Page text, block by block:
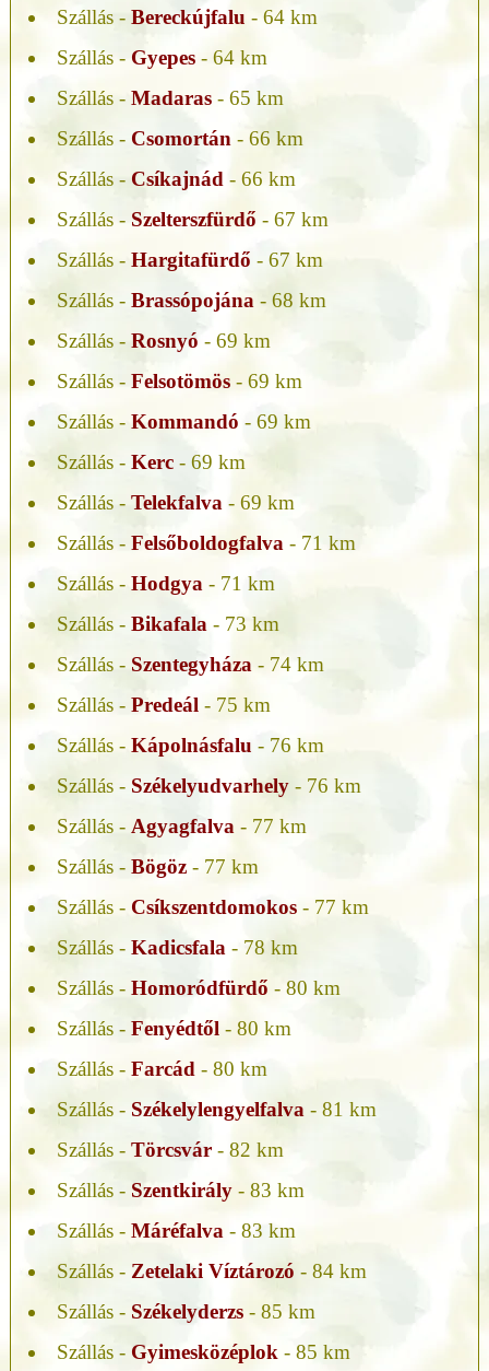
Szállás - Bereckújfalu - 64 km
Szállás - Gyepes- 64 km
Szállás - Madaras- 65 km
Szállás - Csomortán - 66 km
Szállás - Csíkajnád - 66 km
Szállás - Szelterszfürdő - 67 km
Szállás - Hargitafürdő - 67 km
Szállás - Brassópojána - 68 km
Szállás - Rosnyó - 69 km
Szállás - Felsotömös- 69 km
Szállás - Kommandó - 69 km
Szállás - Kerc- 69 km
Szállás - Telekfalva - 69 km
Szállás - Felsőboldogfalva - 71 km
Szállás - Hodgya - 71 km
Szállás - Bikafala - 73 km
Szállás - Szentegyháza - 74 km
Szállás - Predeál - 75 km
Szállás - Kápolnásfalu - 76 km
Szállás - Székelyudvarhely- 76 km
Szállás - Agyagfalva - 77 km
Szállás - Bögöz- 77 km
Szállás - Csíkszentdomokos- 77 km
Szállás - Kadicsfala - 78 km
Szállás - Homoródfürdő - 80 km
Szállás - Fenyédtől - 80 km
Szállás - Farcád - 80 km
Szállás - Székelylengyelfalva - 81 km
Szállás - Törcsvár- 82 km
Szállás - Szentkirály- 83 km
Szállás - Máréfalva - 83 km
Szállás - Zetelaki Víztározó - 84 km
Szállás - Székelyderzs- 85 km
Szállás - Gyimesközéplok - 85 km